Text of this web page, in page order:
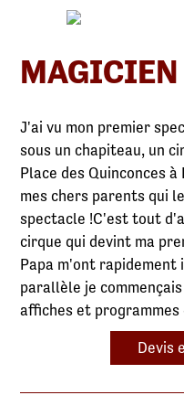
MAGICIEN
J'ai vu mon premier
sous un chapiteau, un
Place des Quinconces
mes chers parents qui
spectacle !C'est tout
cirque qui devint ma
Papa m'ont
parallèle je
affiches et programmes
Devis